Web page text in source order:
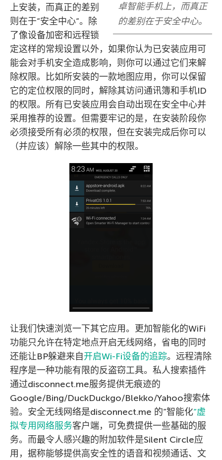
卓智能手机上，而真正
的差别在于安全中心。
上安装，而真正的差别
则在于”安全中心”。除
了像设备加密和远程锁
定这样的常规设置以外，如果你认为已安装应用可
能会对手机安全造成影响，则你可以通过它们来解
除权限。比如所安装的一款地图应用，你可以保留
它的定位权限的同时，解除其访问通讯簿和手机ID
的权限。所有已安装应用会自动出现在安全中心并
采用推荐的设置。但需要牢记的是，在安装阶段你
必须接受所有必须的权限，但在安装完成后你可以
（并应该）解除一些其中的权限。
让我们快速浏览一下其它应用。更加智能化的WiFi
功能只允许在特定地点开启无线网络，省电的同时
还能让BP躲避来自开启Wi-Fi设备的追踪。远程清除
程序是一种功能有限的反盗窃工具。私人搜索插件
通过disconnect.me服务提供无痕迹的
Google/Bing/DuckDuckgo/Blekko/Yahoo搜索体
验。安全无线网络是disconnect.me 的”智能化“虚
拟专用网络服务客户端，可免费提供一些基础的服
务。而最令人感兴趣的附加软件是Silent Circle应
用，据称能够提供高安全性的语音和视频通话、文